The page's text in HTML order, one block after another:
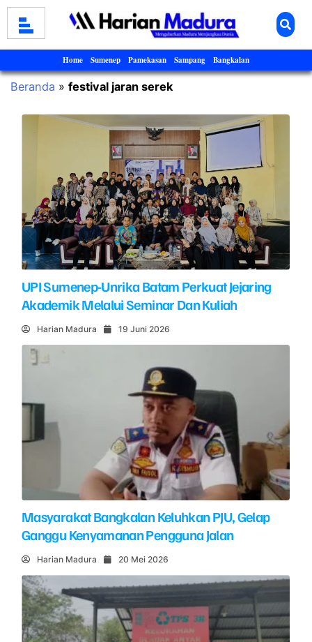
Home Sumenep Pamekasan Sampang Bangkalan
Beranda » festival jaran serek
UPI Sumenep-Unrika Batam Perkuat Jejaring
Akademik Melalui Seminar Dan Kuliah
Harian Madura 19 Juni 2026
Masyarakat Bangkalan Keluhkan PJU, Gelap
Ganggu Kenyamanan Pengguna Jalan
Harian Madura 20 Mei 2026